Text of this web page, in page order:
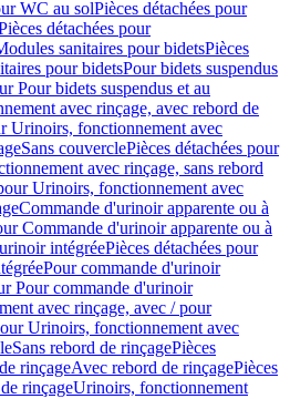
WC au solPièces détachées pour
détachées pour
sanitaires pour bidetsPièces
pour bidetsPour bidets suspendus
Pour bidets suspendus et au
avec rinçage, avec rebord de
Urinoirs, fonctionnement avec
Sans couverclePièces détachées pour
avec rinçage, sans rebord
Urinoirs, fonctionnement avec
Commande d'urinoir apparente ou à
Commande d'urinoir apparente ou à
intégréePièces détachées pour
Pour commande d'urinoir
Pour commande d'urinoir
avec rinçage, avec / pour
Urinoirs, fonctionnement avec
Sans rebord de rinçagePièces
rinçageAvec rebord de rinçagePièces
rinçageUrinoirs, fonctionnement